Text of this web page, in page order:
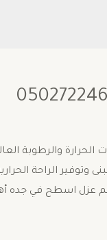
الحرارة والرطوبة
الراحة
عزل اسطح في